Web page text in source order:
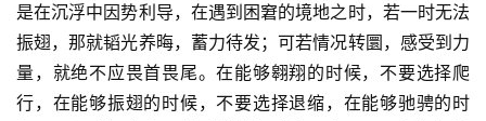
是在沉浮中因势利导，在遇到困窘的境地之时，若一时无法
振翅，那就韬光养晦，蓄力待发；可若情况转圜，感受到力
量，就绝不应畏首畏尾。在能够翱翔的时候，不要选择爬
行，在能够振翅的时候，不要选择退缩，在能够驰骋的时